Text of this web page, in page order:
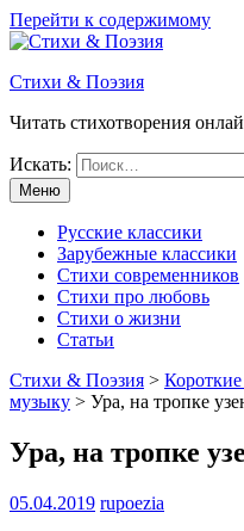
Перейти к содержимому
Стихи & Поэзия
Читать стихотворения
Искать:
Меню
Русские классики
Зарубежные классики
Стихи современников
Стихи про любовь
Стихи о жизни
Статьи
Стихи & Поэзия >
музыку > Ура, на тропке
Ура, на тропке
05.04.2019 rupoezia